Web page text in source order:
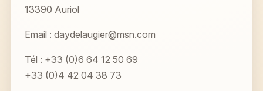
13390 Auriol
Email : daydelaugier@msn.com
Tél : +33 (0)6 64 12 50 69
+33 (0)4 42 04 38 73